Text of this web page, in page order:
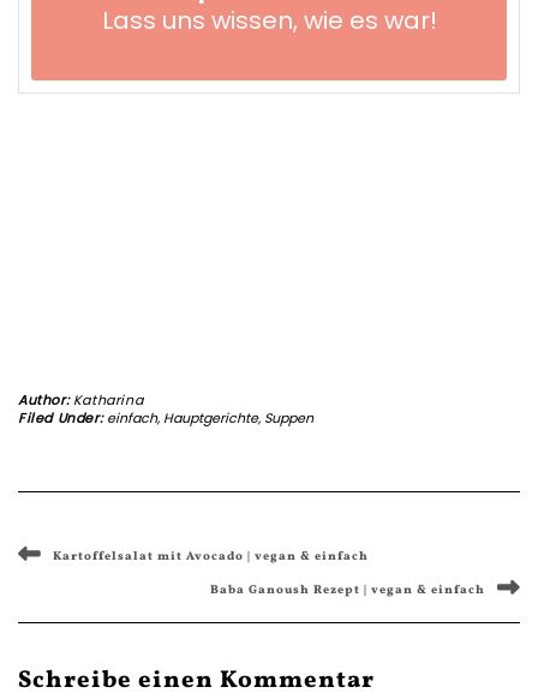
Lass uns wissen, wie es war!
Author:Katharina
Filed Under:einfach, Hauptgerichte, Suppen
Kartoffelsalat mit Avocado | vegan & einfach
Baba Ganoush Rezept | vegan & einfach
Schreibe einen Kommentar